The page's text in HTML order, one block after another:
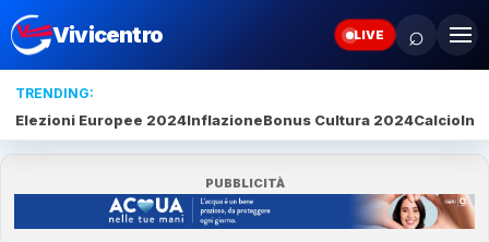
Vivicentro LIVE ⌕
TRENDING:
Elezioni Europee 2024InflazioneBonus Cultura 2024Calcio
PUBBLICITÀ